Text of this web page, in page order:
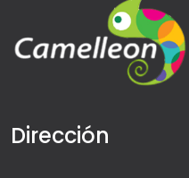
Dirección